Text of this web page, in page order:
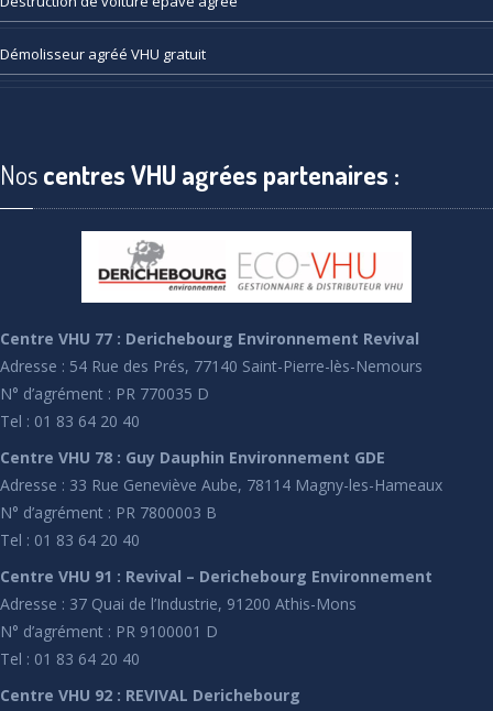
Démolisseur agréé VHU gratuit
Noscentres VHU agrées partenaires :
Centre VHU 77 : Derichebourg Environnement Revival
Adresse : 54 Rue des Prés, 77140 Saint-Pierre-lès-Nemours
N° d’agrément : PR 770035 D
Tel : 01 83 64 20 40
Centre VHU 78 : Guy Dauphin Environnement GDE
Adresse : 33 Rue Geneviève Aube, 78114 Magny-les-Hameaux
N° d’agrément : PR 7800003 B
Tel : 01 83 64 20 40
Centre VHU 91 : Revival – Derichebourg Environnement
Adresse : 37 Quai de l’Industrie, 91200 Athis-Mons
N° d’agrément : PR 9100001 D
Tel : 01 83 64 20 40
Centre VHU 92 : REVIVAL Derichebourg